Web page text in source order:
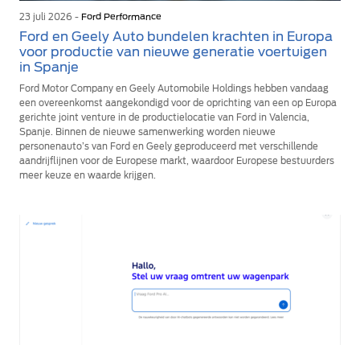
23 juli 2026 - Ford Performance
Ford en Geely Auto bundelen krachten in Europa
voor productie van nieuwe generatie voertuigen
in Spanje
Ford Motor Company en Geely Automobile Holdings hebben vandaag
een overeenkomst aangekondigd voor de oprichting van een op Europa
gerichte joint venture in de productielocatie van Ford in Valencia,
Spanje. Binnen de nieuwe samenwerking worden nieuwe
personenauto’s van Ford en Geely geproduceerd met verschillende
aandrijflijnen voor de Europese markt, waardoor Europese bestuurders
meer keuze en waarde krijgen.